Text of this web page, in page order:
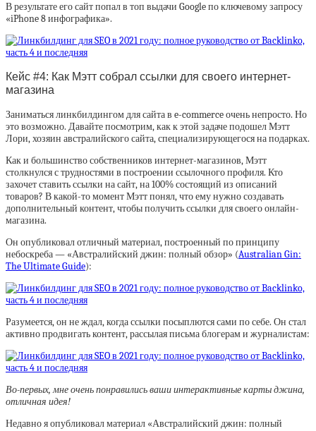
В результате его сайт попал в топ выдачи Google по ключевому запросу
«iPhone 8 инфографика».
Кейс #4: Как Мэтт собрал ссылки для своего интернет-
магазина
Заниматься линкбилдингом для сайта в e-commerce очень непросто. Но
это возможно. Давайте посмотрим, как к этой задаче подошел Мэтт
Лори, хозяин австралийского сайта, специализирующегося на подарках.
Как и большинство собственников интернет-магазинов, Мэтт
столкнулся с трудностями в построении ссылочного профиля. Кто
захочет ставить ссылки на сайт, на 100% состоящий из описаний
товаров? В какой-то момент Мэтт понял, что ему нужно создавать
дополнительный контент, чтобы получить ссылки для своего онлайн-
магазина.
Он опубликовал отличный материал, построенный по принципу
небоскреба — «Австралийский джин: полный обзор» (Australian Gin:
The Ultimate Guide):
Разумеется, он не ждал, когда ссылки посыплются сами по себе. Он стал
активно продвигать контент, рассылая письма блогерам и журналистам:
Во-первых, мне очень понравились ваши интерактивные карты джина,
отличная идея!
Недавно я опубликовал материал «Австралийский джин: полный